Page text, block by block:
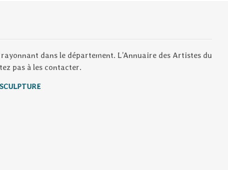
dans le département. L’Annuaire des Artistes du
pas à les contacter.
SCULPTURE